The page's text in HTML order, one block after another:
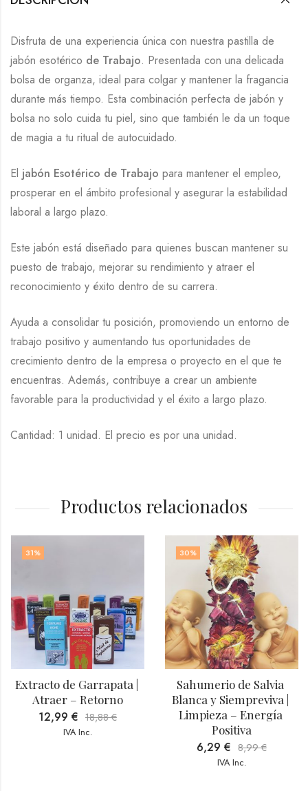
Disfruta de una experiencia única con nuestra pastilla de
jabón esotérico de Trabajo. Presentada con una delicada
bolsa de organza, ideal para colgar y mantener la fragancia
durante más tiempo. Esta combinación perfecta de jabón y
bolsa no solo cuida tu piel, sino que también le da un toque
de magia a tu ritual de autocuidado.
El jabón Esotérico de Trabajo para mantener el empleo,
prosperar en el ámbito profesional y asegurar la estabilidad
laboral a largo plazo.
Este jabón está diseñado para quienes buscan mantener su
puesto de trabajo, mejorar su rendimiento y atraer el
reconocimiento y éxito dentro de su carrera.
Ayuda a consolidar tu posición, promoviendo un entorno de
trabajo positivo y aumentando tus oportunidades de
crecimiento dentro de la empresa o proyecto en el que te
encuentras. Además, contribuye a crear un ambiente
favorable para la productividad y el éxito a largo plazo.
Cantidad: 1 unidad. El precio es por una unidad.
Productos relacionados
31%
Extracto de Garrapata |
Atraer – Retorno
12,99 € 18,88€
IVA Inc.
30%
Sahumerio de Salvia
Blanca y Siempreviva |
Limpieza – Energía
Positiva
6,29 € 8,99€
IVA Inc.